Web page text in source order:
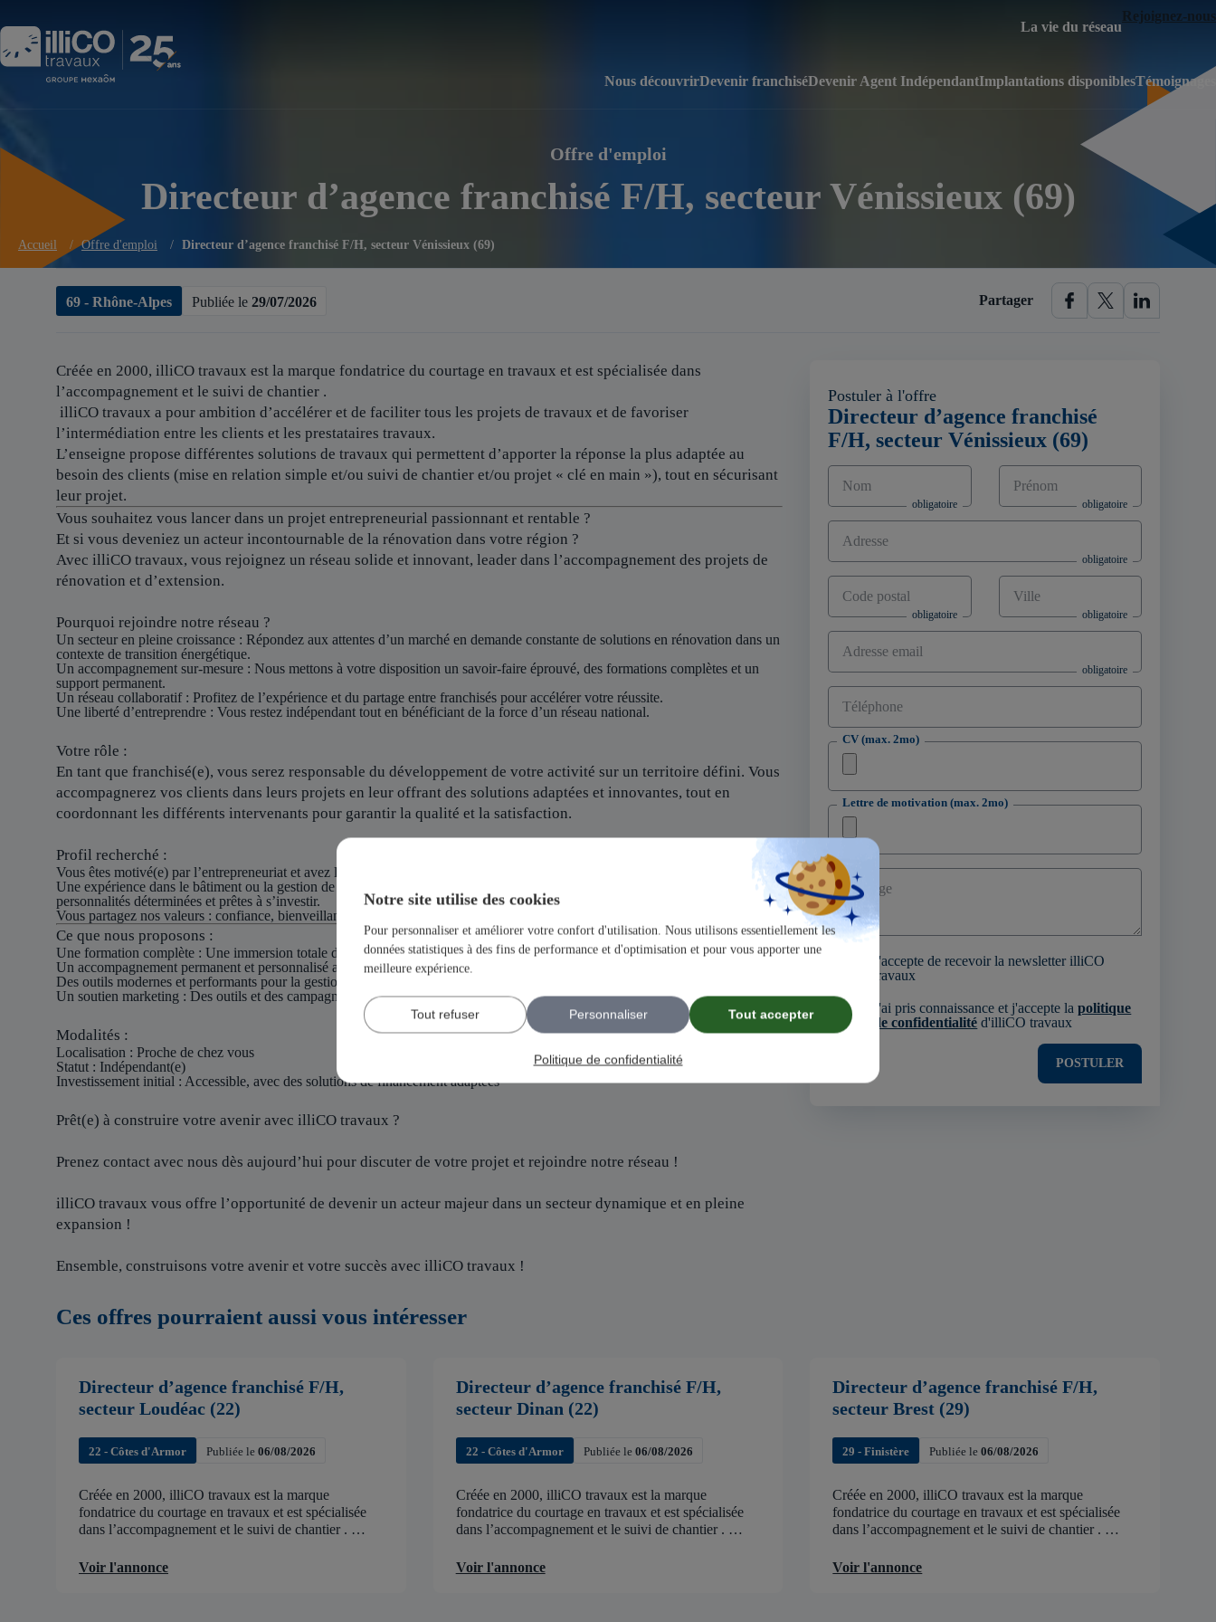
Notre site utilise des cookies
Pour personnaliser et améliorer votre confort d'utilisation. Nous utilisons essentiellement les
données statistiques à des fins de performance et d'optimisation et pour vous apporter une
meilleure expérience.
Tout accepter
Tout refuser Personnaliser
Politique de confidentialité
Nous découvrirDevenir franchiséDevenir Agent IndépendantImplantations disponiblesTémoignages
La vie du réseau
Rejoignez-nous
Offre d'emploi
Directeur d’agence franchisé F/H, secteur Vénissieux (69)
Accueil / Offre d'emploi / Directeur d’agence franchisé F/H, secteur Vénissieux (69)
69 - Rhône-Alpes Publiée le 29/07/2026 Partager
Créée en 2000, illiCO travaux est la marque fondatrice du courtage en travaux et est spécialisée dans
l’accompagnement et le suivi de chantier .
illiCO travaux a pour ambition d’accélérer et de faciliter tous les projets de travaux et de favoriser
l’intermédiation entre les clients et les prestataires travaux.
L’enseigne propose différentes solutions de travaux qui permettent d’apporter la réponse la plus adaptée au
besoin des clients (mise en relation simple et/ou suivi de chantier et/ou projet « clé en main »), tout en sécurisant
leur projet.
Vous souhaitez vous lancer dans un projet entrepreneurial passionnant et rentable ?
Et si vous deveniez un acteur incontournable de la rénovation dans votre région ?
Avec illiCO travaux, vous rejoignez un réseau solide et innovant, leader dans l’accompagnement des projets de
rénovation et d’extension.
Pourquoi rejoindre notre réseau ?
Un secteur en pleine croissance : Répondez aux attentes d’un marché en demande constante de solutions en rénovation dans un
contexte de transition énergétique.
Un accompagnement sur-mesure : Nous mettons à votre disposition un savoir-faire éprouvé, des formations complètes et un
support permanent.
Un réseau collaboratif: Profitez de l’expérience et du partage entre franchisés pour accélérer votre réussite.
Une liberté d’entreprendre : Vous restez indépendant tout en bénéficiant de la force d’un réseau national.
Votre rôle :
En tant que franchisé(e), vous serez responsable du développement de votre activité sur un territoire défini. Vous
accompagnerez vos clients dans leurs projets en leur offrant des solutions adaptées et innovantes, tout en
coordonnant les différents intervenants pour garantir la qualité et la satisfaction.
Profil recherché :
Vous êtes motivé(e) par l’entrepreneuriat et avez le désir de bâtir un projet solide et structuré.
Une expérience dans le bâtiment ou la gestion de projets est un atout, mais pas indispensable, nous recherchons avant tout des
personnalités déterminées et prêtes à s’investir.
Vous partagez nos valeurs : confiance, bienveillance et esprit de famille
Ce que nous proposons :
Une formation complète : Une immersion totale dans le métier pour maîtriser tous les aspects de votre future activité.
Un accompagnement permanent et personnalisé avec des interlocuteurs dédié pour chacun de vos besoins
Des outils modernes et performants pour la gestion et le développement de votre activité.
Un soutien marketing : Des outils et des campagnes de communication pour booster votre visibilité.
Modalités :
Localisation : Proche de chez vous
Statut : Indépendant(e)
Investissement initial : Accessible, avec des solutions de financement adaptées
Prêt(e) à construire votre avenir avec illiCO travaux ?
Prenez contact avec nous dès aujourd’hui pour discuter de votre projet et rejoindre notre réseau !
illiCO travaux vous offre l’opportunité de devenir un acteur majeur dans un secteur dynamique et en pleine
expansion !
Ensemble, construisons votre avenir et votre succès avec illiCO travaux !
Postuler à l'offre
Directeur d’agence franchisé
F/H, secteur Vénissieux (69)
Nom Prénom
Adresse
Code postal Ville
Adresse email
Téléphone
CV (max. 2mo)
Lettre de motivation (max. 2mo)
Message
J'accepte de recevoir la newsletter illiCO
travaux
J'ai pris connaissance et j'accepte lapolitique
de confidentialité d'illiCO travaux
POSTULER
Ces offres pourraient aussi vous intéresser
Directeur d’agence franchisé F/H,
secteur Loudéac (22)
22 - Côtes d'Armor Publiée le 06/08/2026
Créée en 2000, illiCO travaux est la marque
fondatrice du courtage en travaux et est spécialisée
dans l’accompagnement et le suivi de chantier .
faciliter tous les projets […]
Voir l'annonce
Directeur d’agence franchisé F/H,
secteur Dinan (22)
22 - Côtes d'Armor Publiée le 06/08/2026
Créée en 2000, illiCO travaux est la marque
fondatrice du courtage en travaux et est spécialisée
dans l’accompagnement et le suivi de chantier .
faciliter tous les projets […]
Voir l'annonce
Directeur d’agence franchisé F/H,
secteur Brest (29)
29 - Finistère Publiée le06/08/2026
Créée en 2000, illiCO travaux est la marque
fondatrice du courtage en travaux et est spécialisée
dans l’accompagnement et le suivi de chantier .
faciliter tous les projets […]
Voir l'annonce